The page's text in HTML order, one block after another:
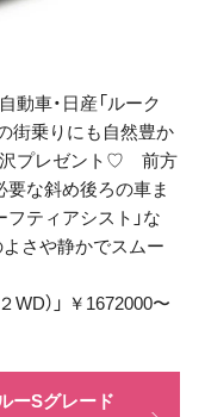
車・日産「ルーク
街乗りにも自然豊か
沢プレゼント♡ 前方
要な斜め後ろの車ま
ティアシスト」な
よさや静かでスムー
WD）」 ￥1672000〜
ーSグレード